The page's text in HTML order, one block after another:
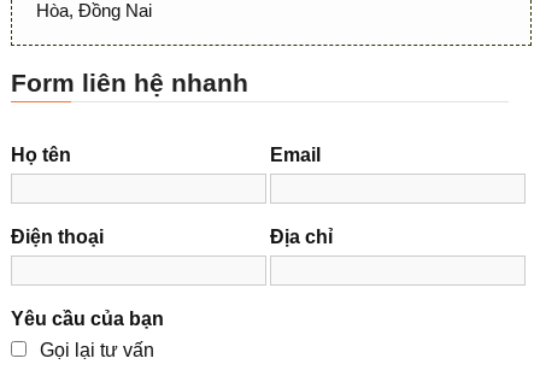
Hòa, Đồng Nai
Form liên hệ nhanh
Họ tên Email
Điện thoại Địa chỉ
Yêu cầu của bạn
Gọi lại tư vấn